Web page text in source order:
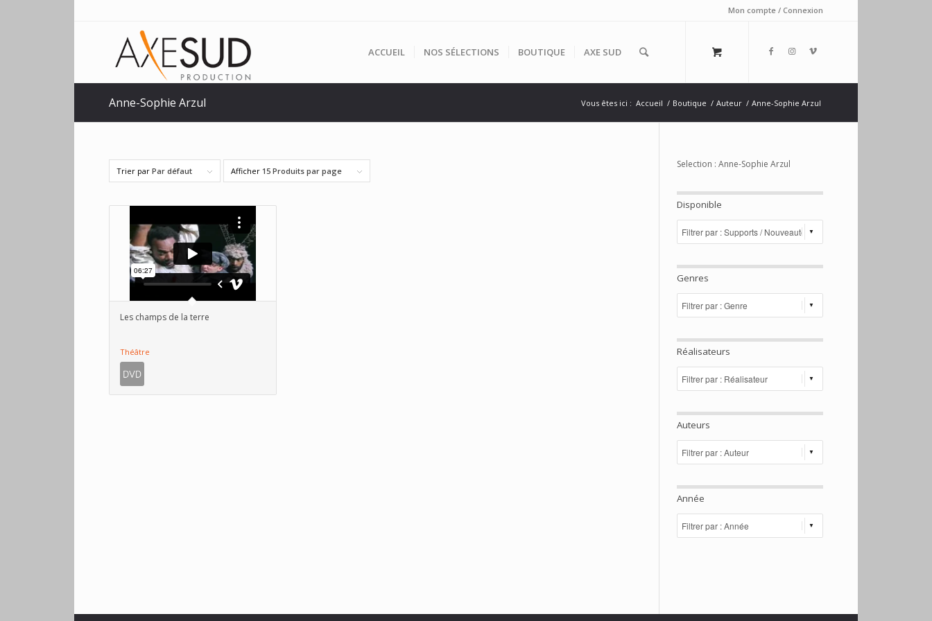
Mon compte / Connexion
ACCUEIL NOS SÉLECTIONS BOUTIQUE AXE SUD
Anne-Sophie Arzul Vous êtes ici : Accueil / Boutique / Auteur / Anne-Sophie Arzul
Trier par Par défaut Afficher 15 Produits par page
Les champs de la terre
Théâtre
Selection : Anne-Sophie Arzul
Disponible
Genres
Réalisateurs
Auteurs
Année